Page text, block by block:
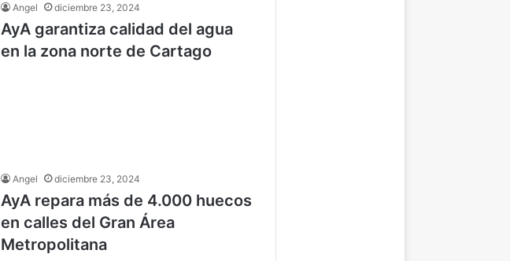
Angel diciembre 23, 2024
AyA garantiza calidad del agua
en la zona norte de Cartago
Angel diciembre 23, 2024
AyA repara más de 4.000 huecos
en calles del Gran Área
Metropolitana